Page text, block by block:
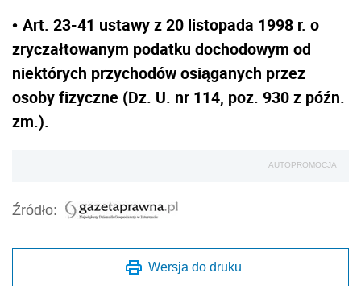
• Art. 23-41 ustawy z 20 listopada 1998 r. o
zryczałtowanym podatku dochodowym od
niektórych przychodów osiąganych przez
osoby fizyczne (Dz. U. nr 114, poz. 930 z późn.
zm.).
AUTOPROMOCJA
Źródło:
Wersja do druku